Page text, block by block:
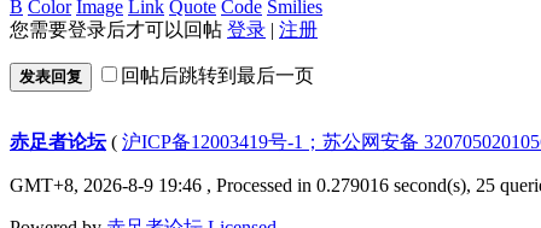
B Color Image Link Quote Code Smilies
您需要登录后才可以回帖 登录 | 注册
发表回复 回帖后跳转到最后一页
赤足者论坛( 沪ICP备12003419号-1；苏公网安备
GMT+8, 2026-8-9 19:46 , Processed in 0.279016 second(s), 25